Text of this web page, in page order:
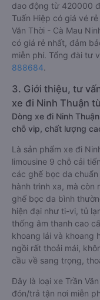
dao động từ 420000
Tuấn Hiệp có giá vé
Văn Thời - Cà Mau
có giá rẻ nhất, đảm
miễn phí. Tổng đài tư
888684.
3. Giới thiệu, tư
xe đi Ninh Thuận
Dòng xe đi Ninh
chỗ vip, chất lượng
Là sản phẩm xe đi
limousine 9 chỗ cải
các ghế bọc da
hành trình xa, mà còn
ghế bọc da bình
hiện đại như ti-vi, tủ
thống âm thanh cao
khoang lái và khoang
ngồi rất thoải mái,
cầu về sang trọng,
Đây là loại xe Trần
đón/trả tận nơi miễn